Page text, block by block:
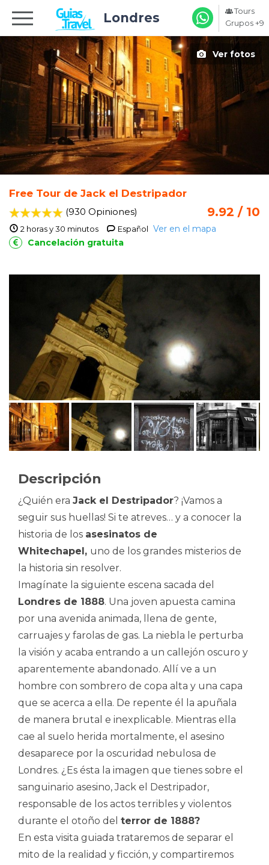
Londres
Tours
Grupos +9
Ver fotos
Free Tour de Jack el Destripador
9.92 / 10
(930 Opiniones)
Español
2 horas y 30 minutos
Ver en el mapa
Cancelación gratuita
Descripción
¿Quién era Jack el Destripador? ¡Vamos a
seguir sus huellas! Si te atreves… y a conocer la
historia de los asesinatos de
Whitechapel, uno de los grandes misterios de
la historia sin resolver.
Imagínate la siguiente escena sacada del
Londres de 1888. Una joven apuesta camina
por una avenida animada, llena de gente,
carruajes y farolas de gas. La niebla le perturba
la visión y acaba entrando a un callejón oscuro y
aparentemente abandonado. Allí ve a un
hombre con sombrero de copa alta y una capa
que se acerca a ella. De repente él la apuñala
de manera brutal e inexplicable. Mientras ella
cae al suelo herida mortalmente, el asesino
desaparece por la oscuridad nebulosa de
Londres. ¿Es ésta la imagen que tienes sobre el
sanguinario asesino, Jack el Destripador,
responsable de los actos terribles y violentos
durante el otoño del terror de 1888?
En esta visita guiada trataremos de separar el
mito de la realidad y ficción, y compartiremos